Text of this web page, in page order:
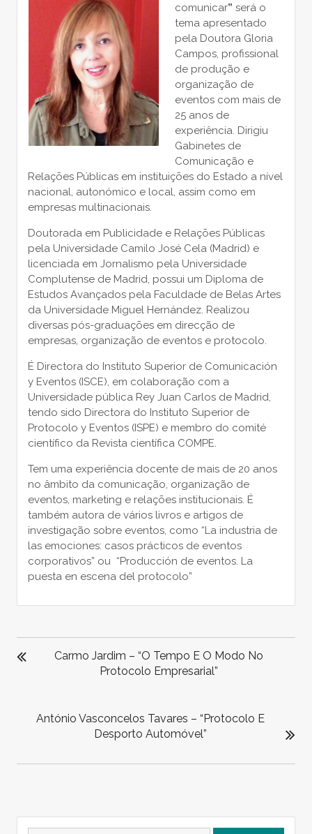
comunicar”será o
tema apresentado
pela Doutora Gloria
Campos, profissional
de produção e
organização de
eventos com mais de
25 anos de
experiência. Dirigiu
Gabinetes de
Comunicação e
Relações Públicas em instituições do Estado a nível
nacional, autonómico e local, assim como em
empresas multinacionais.
Doutorada em Publicidade e Relações Públicas
pela Universidade Camilo José Cela (Madrid) e
licenciada em Jornalismo pela Universidade
Complutense de Madrid, possui um Diploma de
Estudos Avançados pela Faculdade de Belas Artes
da Universidade Miguel Hernández. Realizou
diversas pós-graduações em direcção de
empresas, organização de eventos e protocolo.
É Directora do Instituto Superior de Comunicación
y Eventos (ISCE), em colaboração com a
Universidade pública Rey Juan Carlos de Madrid,
tendo sido Directora do Instituto Superior de
Protocolo y Eventos (ISPE) e membro do comité
científico da Revista científica COMPE.
Tem uma experiência docente de mais de 20 anos
no âmbito da comunicação, organização de
eventos, marketing e relações institucionais. É
também autora de vários livros e artigos de
investigação sobre eventos, como “La industria de
las emociones: casos prácticos de eventos
corporativos” ou “Producción de eventos. La
puesta en escena del protocolo”
NAVEGAÇÃO
DE
Carmo Jardim – “O Tempo E O Modo No
Protocolo Empresarial”
António Vasconcelos Tavares – “Protocolo E
Desporto Automóvel”